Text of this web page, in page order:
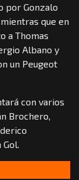
por Gonzalo
que en
a Thomas
Albano y
un Peugeot
con varios
Brochero,